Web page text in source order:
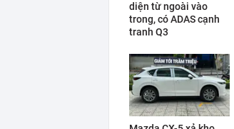
diện từ ngoài vào
trong, có ADAS cạnh
tranh Q3